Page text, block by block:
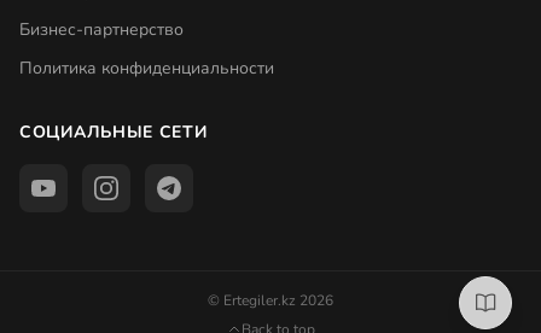
Бизнес-партнерство
Политика конфиденциальности
СОЦИАЛЬНЫЕ СЕТИ
© Ertegiler.kz 2026